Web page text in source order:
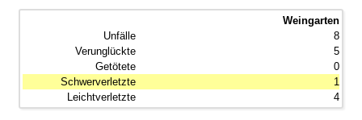
Weingarten
8
5
0
1
4